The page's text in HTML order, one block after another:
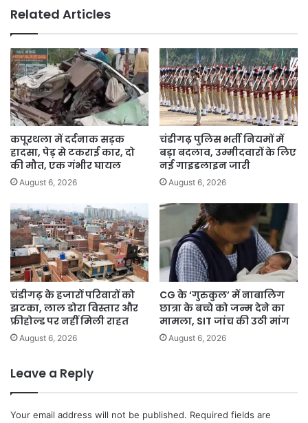
Page
की
दाखिल
की,
Audio
Sample
Matches
रिश्वत
लेने
की
Confirmed
Related Articles
कपूरथला में दर्दनाक सड़क
हादसा, पेड़ से टकराई कार, दो
की मौत, एक गंभीर घायल
August 6, 2026
चंडीगढ़ पुलिस भर्ती नियमों में
बड़ा बदलाव, उम्मीदवारों के लिए
नई गाइडलाइन जारी
August 6, 2026
चंडीगढ़ के हजारों परिवारों को
झटका, लाल डोरा विस्तार और
फ्रीहोल्ड पर नहीं मिली राहत
August 6, 2026
CG के ‘गुरुकुल’ में नाबालिग
छात्रा के बच्चे को जन्म देने का
मामला, SIT जांच की उठी मांग
August 6, 2026
Leave a Reply
Your email address will not be published. Required fields are